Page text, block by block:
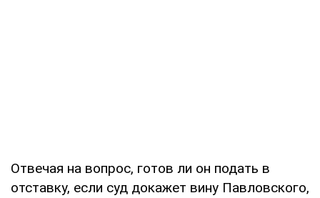
Отвечая на вопрос, готов ли он подать в
отставку, если суд докажет вину Павловского,